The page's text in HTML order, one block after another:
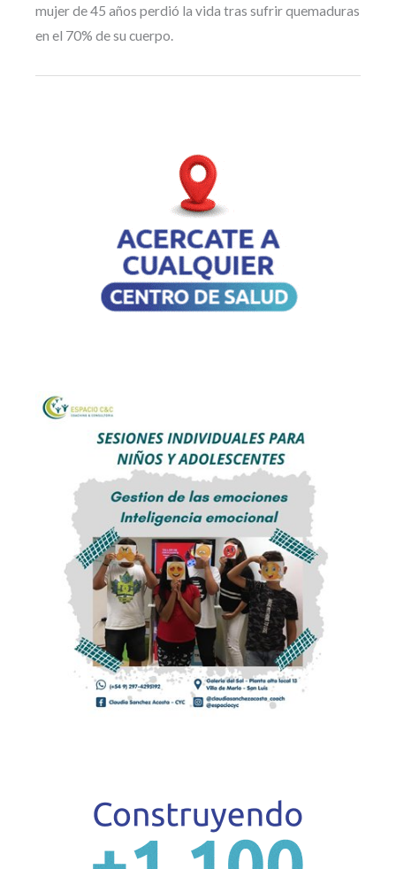
mujer de 45 años perdió la vida tras sufrir quemaduras
en el 70% de su cuerpo.